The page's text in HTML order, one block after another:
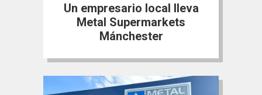
Un empresario local lleva
Metal Supermarkets
Mánchester